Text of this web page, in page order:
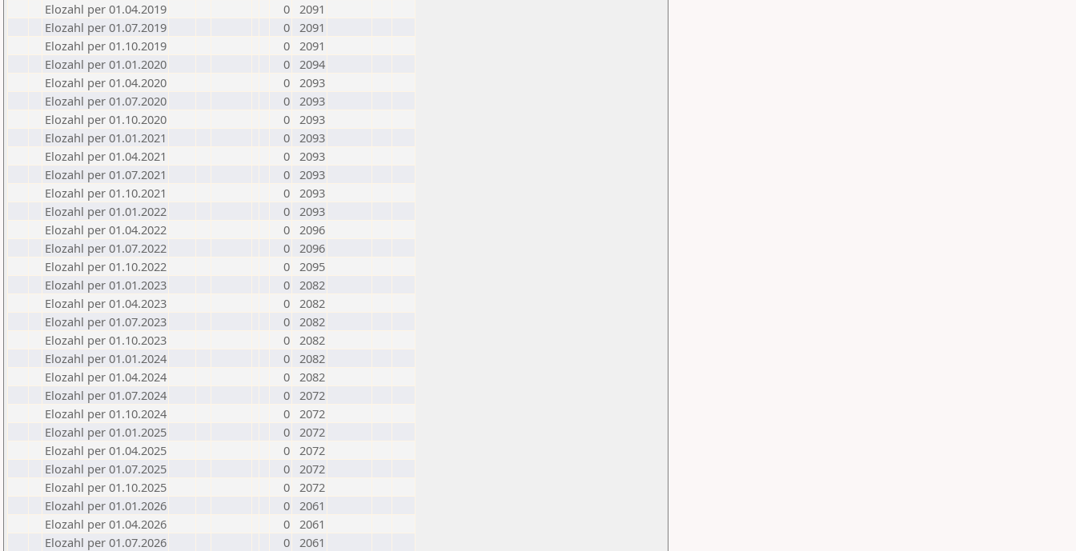
Elozahl per 01.04.2019
0 2091
Elozahl per 01.07.2019
0 2091
Elozahl per 01.10.2019
0 2091
Elozahl per 01.01.2020
0 2094
Elozahl per 01.04.2020
0 2093
Elozahl per 01.07.2020
0 2093
Elozahl per 01.10.2020
0 2093
Elozahl per 01.01.2021
0 2093
Elozahl per 01.04.2021
0 2093
Elozahl per 01.07.2021
0 2093
Elozahl per 01.10.2021
0 2093
Elozahl per 01.01.2022
0 2093
Elozahl per 01.04.2022
0 2096
Elozahl per 01.07.2022
0 2096
Elozahl per 01.10.2022
0 2095
Elozahl per 01.01.2023
0 2082
Elozahl per 01.04.2023
0 2082
Elozahl per 01.07.2023
0 2082
Elozahl per 01.10.2023
0 2082
Elozahl per 01.01.2024
0 2082
Elozahl per 01.04.2024
0 2082
Elozahl per 01.07.2024
0 2072
Elozahl per 01.10.2024
0 2072
Elozahl per 01.01.2025
0 2072
Elozahl per 01.04.2025
0 2072
Elozahl per 01.07.2025
0 2072
Elozahl per 01.10.2025
0 2072
Elozahl per 01.01.2026
0 2061
Elozahl per 01.04.2026
0 2061
Elozahl per 01.07.2026
0 2061